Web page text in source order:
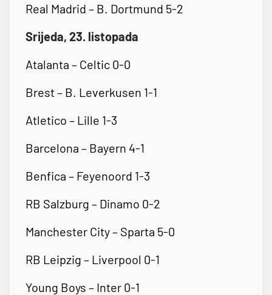
Real Madrid – B. Dortmund 5-2
Srijeda, 23. listopada
Atalanta – Celtic 0-0
Brest – B. Leverkusen 1-1
Atletico – Lille 1-3
Barcelona – Bayern 4-1
Benfica – Feyenoord 1-3
RB Salzburg – Dinamo 0-2
Manchester City – Sparta 5-0
RB Leipzig – Liverpool 0-1
Young Boys – Inter 0-1